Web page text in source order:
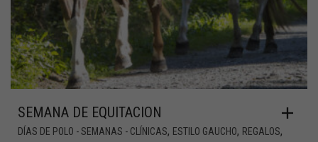
SEMANA DE EQUITACION
DÍAS DE POLO - SEMANAS - CLÍNICAS, ESTILO GAUCHO, REGALOS,